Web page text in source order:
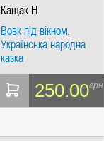
Кащак Н.
Вовк під вікном.
Українська народна
казка
250.00грн